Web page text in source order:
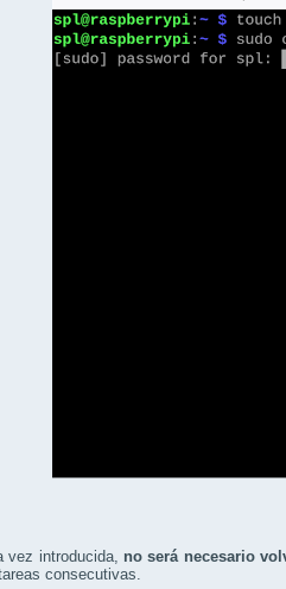
vez introducida, no será necesario
consecutivas.